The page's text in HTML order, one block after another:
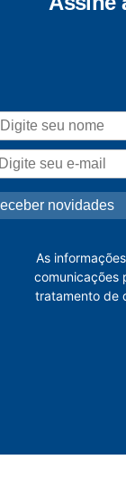
As
comunicações
tratamento de